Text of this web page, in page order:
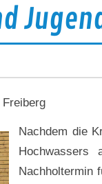
Nachdem die
Nachholtermin